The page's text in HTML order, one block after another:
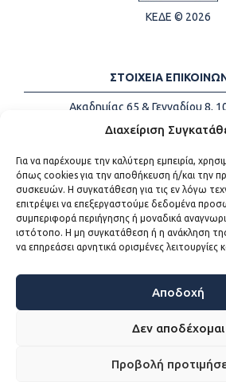
Διαχείριση
Για να παρέχουμε την καλύτερη εμπειρία,
όπως cookies για την αποθήκευση ή/και την
συσκευών. Η συγκατάθεση για τις εν λόγω
επιτρέψει να επεξεργαστούμε δεδομένα
συμπεριφορά περιήγησης ή μοναδικά
ιστότοπο. Η μη συγκατάθεση ή η ανάκληση
να επηρεάσει αρνητικά ορισμένες λειτουργίες
Αποδοχή
Δεν αποδέχομαι
Προβολή
ΚΕΔΕ © 2026
ΣΤΟΙΧΕΙΑ
Ακαδημίας 65 & Γενναδίου 8,
Τηλέφωνα:
+30 213-
Email:
info@kede.gr
ΧΡΗΣΙΜΟΙ
Η ΚΕΔΕ
Sitemap
Προσβασιμότητα
Όροι χρήσης
WEB DEVELOPMENT BY ΕΓΚΡΙΤΟΣ